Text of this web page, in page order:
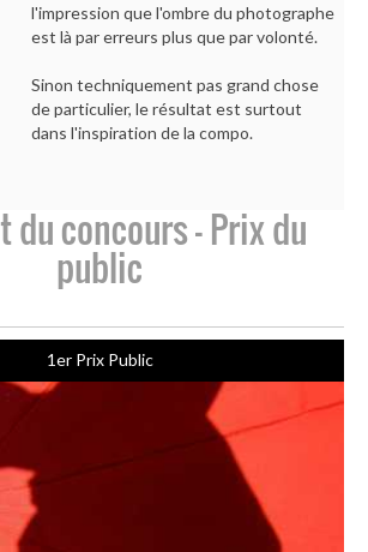
l'impression que l'ombre du photographe
est là par erreurs plus que par volonté.
Sinon techniquement pas grand chose
de particulier, le résultat est surtout
dans l'inspiration de la compo.
du concours - Prix du
public
1er Prix Public